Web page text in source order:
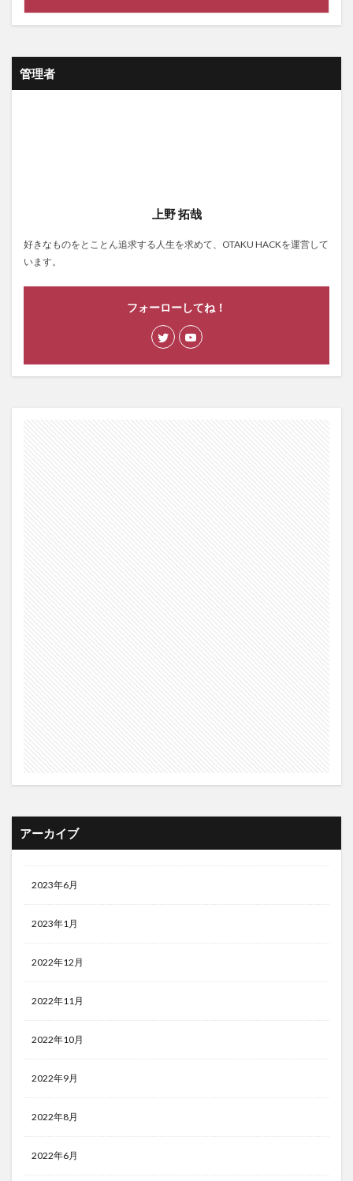
管理者
上野 拓哉
好きなものをとことん追求する人生を求めて、OTAKU HACKを運営して
います。
フォーローしてね！
アーカイブ
2023年6月
2023年1月
2022年12月
2022年11月
2022年10月
2022年9月
2022年8月
2022年6月